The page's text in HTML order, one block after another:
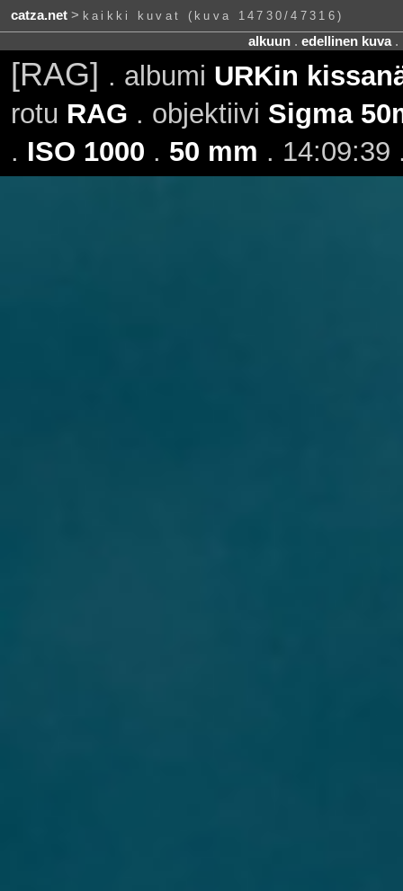
catza.net> kaikki kuvat (kuva 14730/47316)
alkuun. edellinen kuva.
[RAG] . albumi URKin
rotu RAG . objektiivi Sigma
. ISO 1000 . 50 mm . 14:09:39